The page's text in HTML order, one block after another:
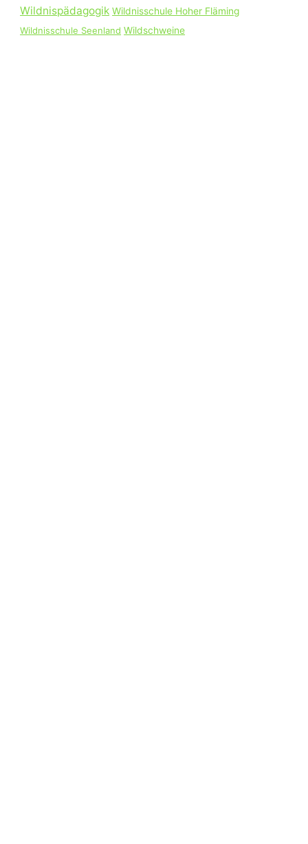
Wildnispädagogik Wildnisschule Hoher Fläming
Wildnisschule Seenland Wildschweine